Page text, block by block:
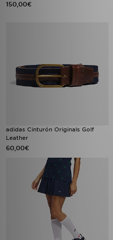
150,00€
adidas Cinturón Originals Golf
Leather
60,00€